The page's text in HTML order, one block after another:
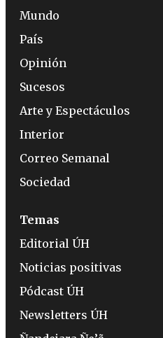
Mundo
País
Opinión
Sucesos
Arte y Espectáculos
Interior
Correo Semanal
Sociedad
Temas
Editorial ÚH
Noticias positivas
Pódcast ÚH
Newsletters ÚH